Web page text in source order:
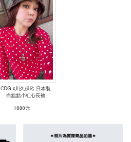
CDG x川久保玲 日本製
白點點小紅心長袖
1680元